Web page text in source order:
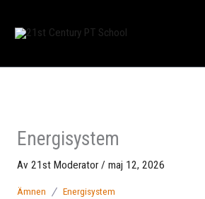
Energisystem
Av 21st Moderator/ maj 12, 2026
Ämnen Energisystem